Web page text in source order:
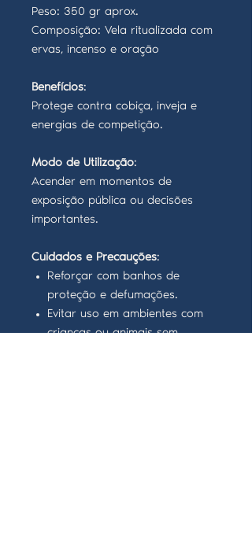
Peso: 350 gr aprox.
Composição: Vela ritualizada com
ervas, incenso e oração
Benefícios:
Protege contra cobiça, inveja e
energias de competição.
Modo de Utilização:
Acender em momentos de
exposição pública ou decisões
importantes.
Cuidados e Precauções:
Reforçar com banhos de
proteção e defumações.
Evitar uso em ambientes com
crianças ou animais sem